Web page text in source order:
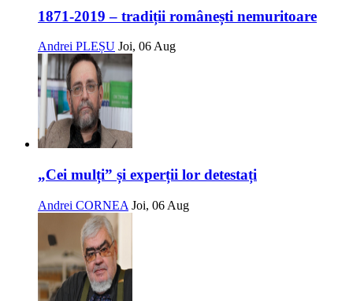
1871-2019 – tradiții românești nemuritoare
Andrei PLEȘU Joi, 06 Aug
„Cei mulți” și experții lor detestați
Andrei CORNEA Joi, 06 Aug